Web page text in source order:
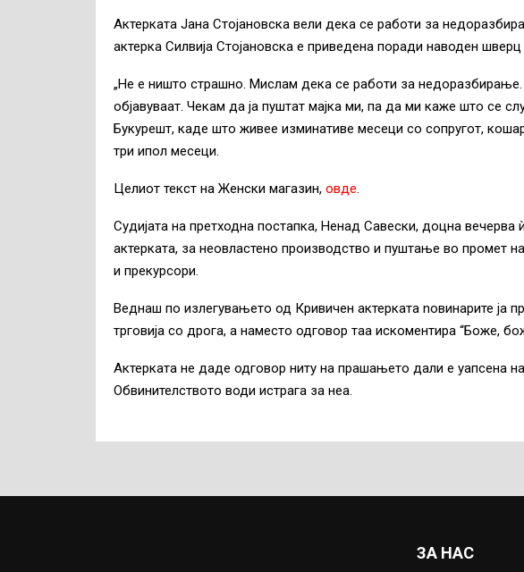
Актерката Јана Стојановска вели дека се работи за
актерка Силвија Стојановска е приведена поради наводен
„Не е ништо страшно. Мислам дека се работи за
објавуваат. Чекам да ја пуштат мајка ми, па да ми каже што се
Букурешт, каде што живее изминативе месеци со сопругот,
три ипол месеци.
Целиот текст на Женски магазин, овде.
Судијата на претходна постапка, Ненад Савески, доцна
актерката, за неовластено производство и пуштање во промет
и прекурсори.
Веднаш по излегувањето од Кривичен актерката nовинарите ја
трговија со дрога, а наместо одговор таа искоментира “Боже,
Актерката не даде одговор ниту на прашањето дали е уапсена
Обвинителството води истрага за неа.
ЗА НАС